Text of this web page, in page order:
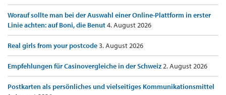
Worauf sollte man bei der Auswahl einer Online-Plattform in erster
Linie achten: auf Boni, die Benut4. August 2026
Real girls from your postcode3. August 2026
Empfehlungen für Casinovergleiche in der Schweiz2. August 2026
Postkarten als persönliches und vielseitiges Kommunikationsmittel